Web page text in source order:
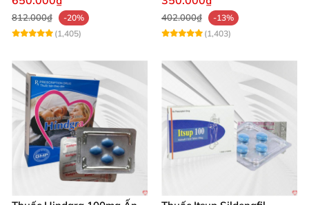
812.000₫
-20%
(1,405)
402.000₫
-13%
(1,403)